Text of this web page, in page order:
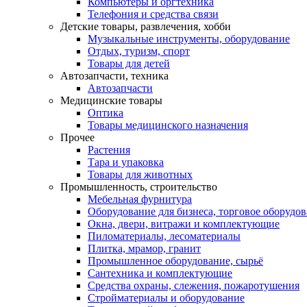
Телефония и средства связи
Детские товары, развлечения, хобби
Музыкальные инструменты, оборудование
Отдых, туризм, спорт
Товары для детей
Автозапчасти, техника
Автозапчасти
Медицинские товары
Оптика
Товары медицинского назначения
Прочее
Растения
Тара и упаковка
Товары для животных
Промышленность, строительство
Мебельная фурнитура
Оборудование для бизнеса, торговое
Окна, двери, витражи и комплектующие
Пиломатериалы, лесоматериалы
Плитка, мрамор, гранит
Промышленное оборудование, сырьё
Сантехника и комплектующие
Средства охраны, слежения, пожаротушения
Стройматериалы и оборудование